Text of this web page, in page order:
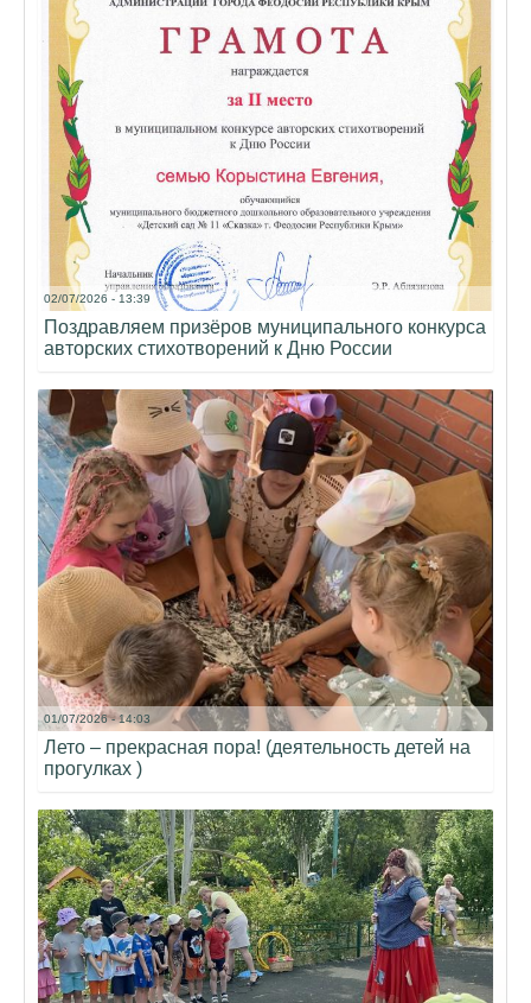
02/07/2026 - 13:39
Поздравляем призёров муниципального конкурса
авторских стихотворений к Дню России
01/07/2026 - 14:03
Лето – прекрасная пора! (деятельность детей на
прогулках )